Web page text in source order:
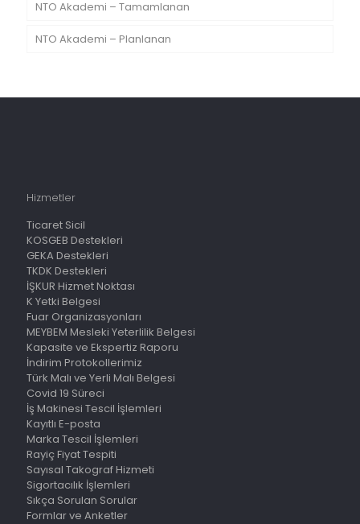
NTO Akademi – Tamamlanan
NTO Akademi – Planlanan
Hizmetler
Ticaret Sicil
KOSGEB Destekleri
GEKA Destekleri
TKDK Destekleri
İŞKUR Hizmet Noktası
K Yetki Belgesi
Fuar Organizasyonları
MEYBEM Mesleki Yeterlilik Belgesi
Kapasite ve Ekspertiz Raporu
İndirim Protokollerimiz
Türk Malı ve Yerli Malı Belgesi
Covid 19 Süreci
İş Makinesi Tescil İşlemleri
Kayıtlı E-posta
Marka Tescil İşlemleri
Rayiç Fiyat Tespiti
Sayısal Takograf Hizmeti
Sigortacılık İşlemleri
Sıkça Sorulan Sorular
Formlar ve Anketler